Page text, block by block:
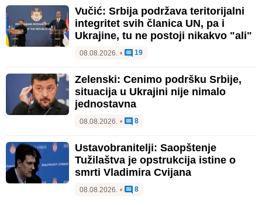
Vučić: Srbija podržava teritorijalni
integritet svih članica UN, pa i
Ukrajine, tu ne postoji nikakvo "ali"
08.08.2026. • 19
Zelenski: Cenimo podršku Srbije,
situacija u Ukrajini nije nimalo
jednostavna
08.08.2026. • 8
Ustavobranitelji: Saopštenje
Tužilaštva je opstrukcija istine o
smrti Vladimira Cvijana
08.08.2026. • 8